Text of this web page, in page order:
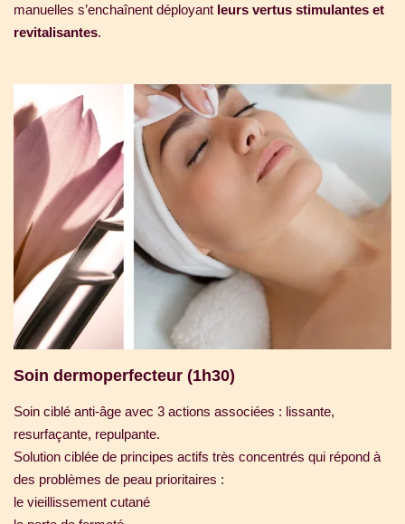
manuelles s’enchaînent déployant leurs vertus stimulantes et
revitalisantes.
Soin dermoperfecteur (1h30)
Soin ciblé anti-âge avec 3 actions associées : lissante,
resurfaçante, repulpante.
Solution ciblée de principes actifs très concentrés qui répond à
des problèmes de peau prioritaires :
le vieillissement cutané